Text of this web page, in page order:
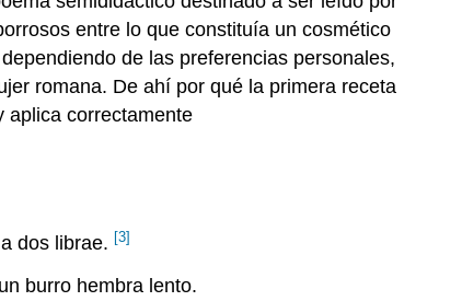
entre lo que constituía un cosmético
de las preferencias personales,
romana. De ahí por qué la primera receta
aplica correctamente
dos librae. [3]
burro hembra lento.